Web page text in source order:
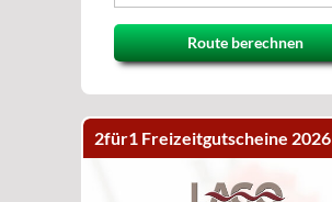
Route berechnen
2für1 Freizeitgutscheine 2026